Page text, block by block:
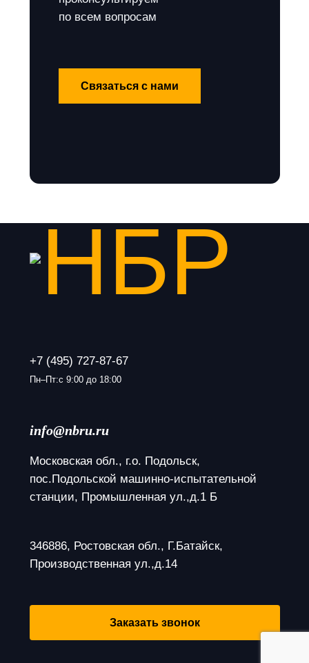
по всем вопросам
Связаться с нами
+7 (495) 727-87-67
Пн–Пт:с 9:00 до 18:00
info@nbru.ru
Московская обл., г.о. Подольск,
пос.Подольской машинно-испытательной
станции, Промышленная ул.,д.1 Б
346886, Ростовская обл., Г.Батайск,
Производственная ул.,д.14
Заказать звонок